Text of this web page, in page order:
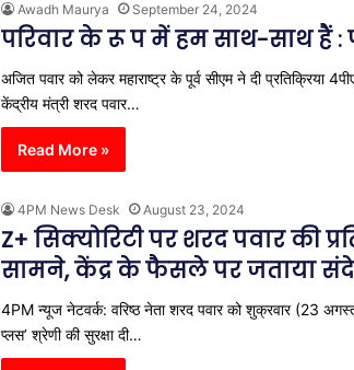
Awadh Maurya September 24, 2024
परिवार के रू प में हम साथ-साथ हैं :
अजित पवार को लेकर महाराष्ट्र के पूर्व सीएम ने दी प्रतिक्रिया
केंद्रीय मंत्री शरद पवार…
Read More »
4PM News Desk August 23, 2024
Z+ सिक्योरिटी पर शरद पवार की
सामने, केंद्र के फैसले पर जताया
4PM न्यूज नेटवर्क: वरिष्ठ नेता शरद पवार को शुक्रवार (23
प्लस’ श्रेणी की सुरक्षा दी…